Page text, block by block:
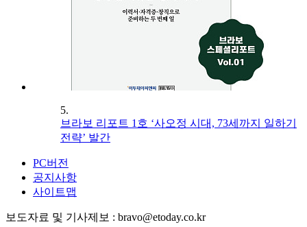
5.
브라보 리포트 1호 ‘사오정 시대, 73세까지 일하기
전략’ 발간
PC버전
공지사항
사이트맵
보도자료 및 기사제보 : bravo@etoday.co.kr